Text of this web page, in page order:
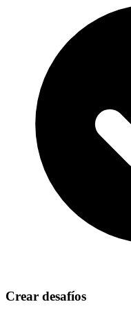
Crear desafíos